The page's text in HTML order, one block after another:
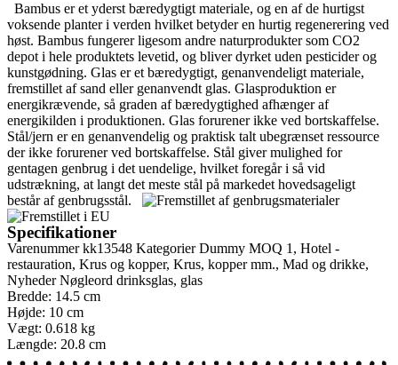
Bambus er et yderst bæredygtigt materiale, og en af de hurtigst
voksende planter i verden hvilket betyder en hurtig regenerering ved
høst. Bambus fungerer ligesom andre naturprodukter som CO2
depot i hele produktets levetid, og bliver dyrket uden pesticider og
kunstgødning. Glas er et bæredygtigt, genanvendeligt materiale,
fremstillet af sand eller genanvendt glas. Glasproduktion er
energikrævende, så graden af bæredygtighed afhænger af
energikilden i produktionen. Glas forurener ikke ved bortskaffelse.
Stål/jern er en genanvendelig og praktisk talt ubegrænset ressource
der ikke forurener ved bortskaffelse. Stål giver mulighed for
gentagen genbrug i det uendelige, hvilket foregår i så vid
udstrækning, at langt det meste stål på markedet hovedsageligt
består af genbrugsstål.
Specifikationer
Varenummerkk13548 Kategorier Dummy MOQ 1 , Hotel -
restauration, Krus og kopper, Krus, kopper mm., Mad og drikke,
Nyheder Nøgleord drinksglas, glas
Bredde: 14.5 cm
Højde: 10 cm
Vægt: 0.618 kg
Længde: 20.8 cm